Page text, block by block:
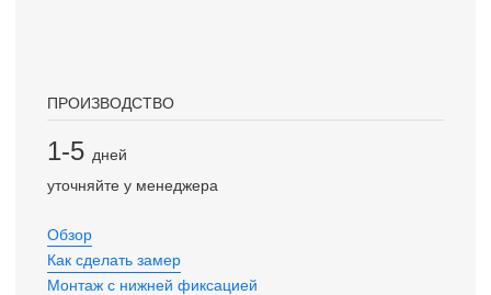
ПРОИЗВОДСТВО
1-5 дней
уточняйте у менеджера
Обзор
Как сделать замер
Монтаж с нижней фиксацией